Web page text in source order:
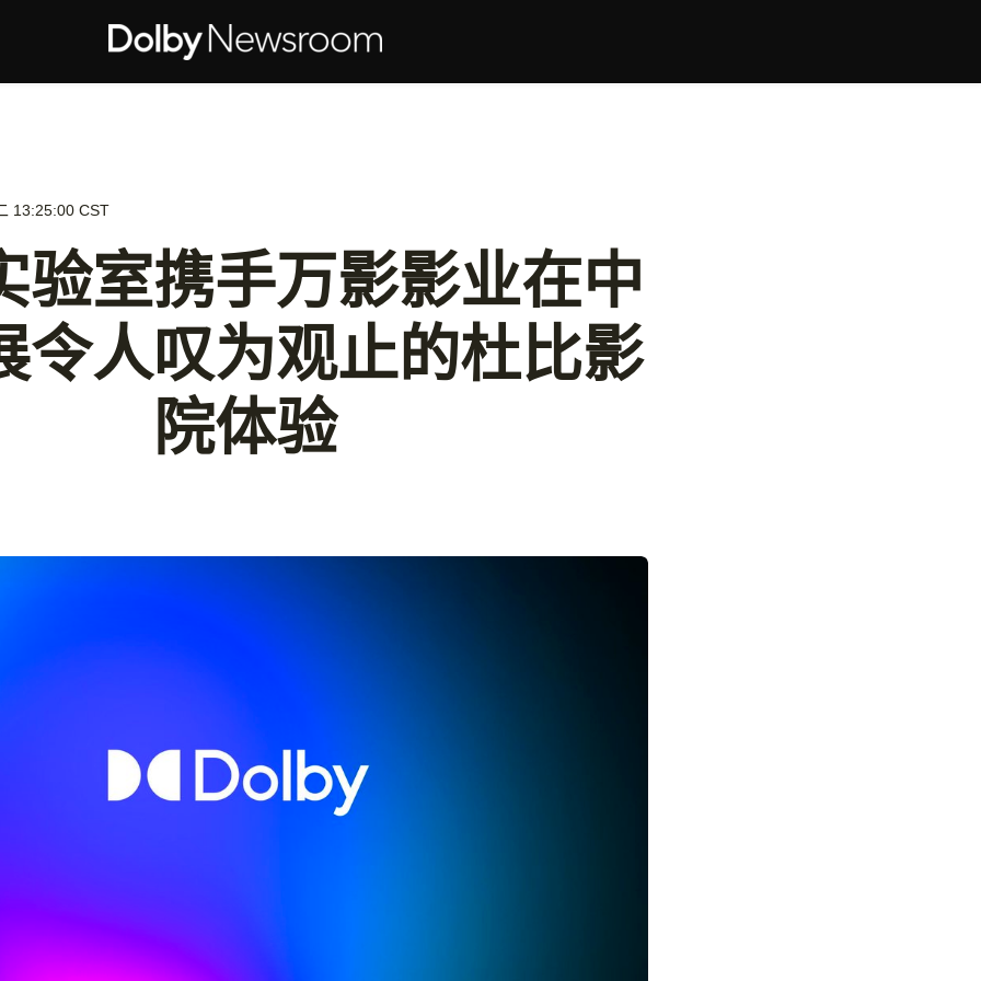
13:25:00 CST
验室携手万影影业在中
令人叹为观止的杜比影
院体验